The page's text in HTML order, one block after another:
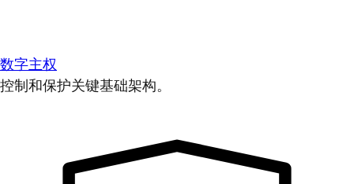
数字主权
控制和保护关键基础架构。